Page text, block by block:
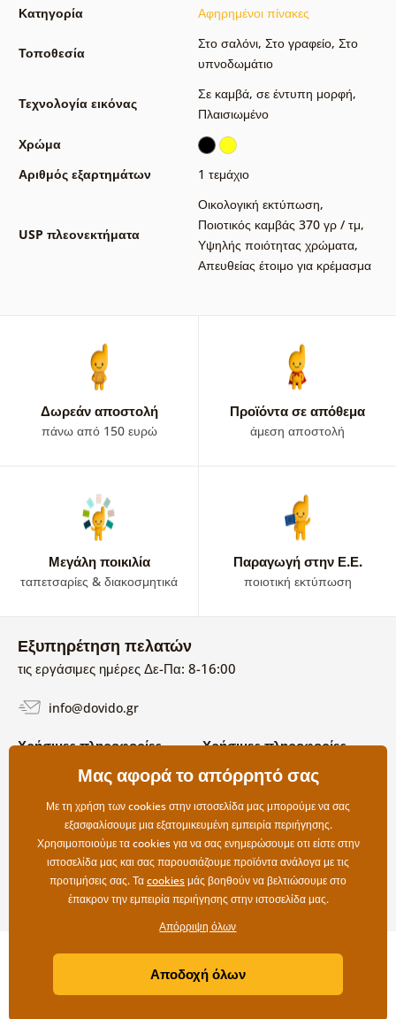
Κατηγορία Αφηρημένοι πίνακες
Τοποθεσία
Στο σαλόνι, Στο γραφείο, Στο
υπνοδωμάτιο
Τεχνολογία εικόνας
Σε καμβά, σε έντυπη μορφή,
Πλαισιωμένο
Χρώμα
Αριθμός εξαρτημάτων
1 τεμάχιο
USP πλεονεκτήματα
Οικολογική εκτύπωση,
Ποιοτικός καμβάς 370 γρ / τμ,
Υψηλής ποιότητας χρώματα,
Απευθείας έτοιμο για κρέμασμα
Δωρεάν αποστολή
πάνω από 150 ευρώ
Προϊόντα σε απόθεμα
άμεση αποστολή
Μεγάλη ποικιλία
ταπετσαρίες & διακοσμητικά
Παραγωγή στην Ε.Ε.
ποιοτική εκτύπωση
Εξυπηρέτηση πελατών
τις εργάσιμες ημέρες Δε-Πα: 8-16:00
info@dovido.gr
Χρήσιμες πληροφορίες
Όροι χρήσης και επιστροφών
Επιλογές αποστολής και
πληρωμής
Επιστροφές
Χρήσιμες πληροφορίες
Σχετικά με εμάς
Συχνές Ερωτήσεις
Επικοινωνία
Copyright ©2019 © Dovido.gr.
Litvanyi.sk| Το e-shop δημιουργήθηκε από
Μας αφορά το απόρρητό σας
Με τη χρήση των cookies στην ιστοσελίδα μας μπορούμε να σας
εξασφαλίσουμε μια εξατομικευμένη εμπειρία περιήγησης.
Χρησιμοποιούμε τα cookies για να σας ενημερώσουμε οτι είστε στην
ιστοσελίδα μας και σας παρουσιάζουμε προϊόντα ανάλογα με τις
προτιμήσεις σας. Ταcookiesμάς βοηθούν να βελτιώσουμε στο
έπακρον την εμπειρία περιήγησης στην ιστοσελίδα μας.
Απόρριψη όλων
Αποδοχή όλων